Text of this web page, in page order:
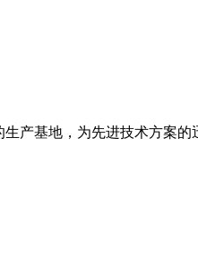
产基地，为先进技术方案的